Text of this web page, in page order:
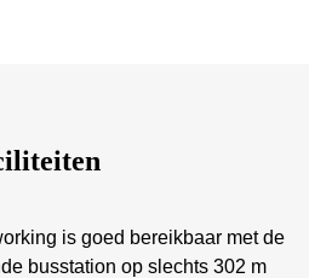
is goed bereikbaar met de
busstation op slechts 302 m